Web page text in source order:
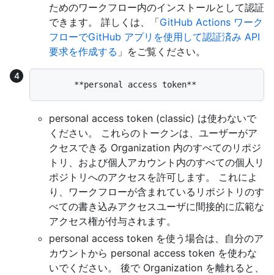
ためのワークフロー内のインストールとして認証
できます。 詳しくは、「GitHub Actions ワーク
フローでGitHub アプリを使用して認証済み API
要求を作成する 」をご覧ください。
personal access token (classic) は使わないで
ください。 これらのトークンは、ユーザーがア
クセスできる Organization 内のすべてのリポジ
トリ、および個人アカウント内のすべての個人リ
ポジトリへのアクセスを許可します。 これによ
り、ワークフローが含まれているリポジトリのす
べての書き込みアクセスユーザに間接的に広範な
アクセス権が付与されます。
personal access token を使う場合は、自分のア
カウントから personal access token を使わな
いでください。 後で Organization を離れると、